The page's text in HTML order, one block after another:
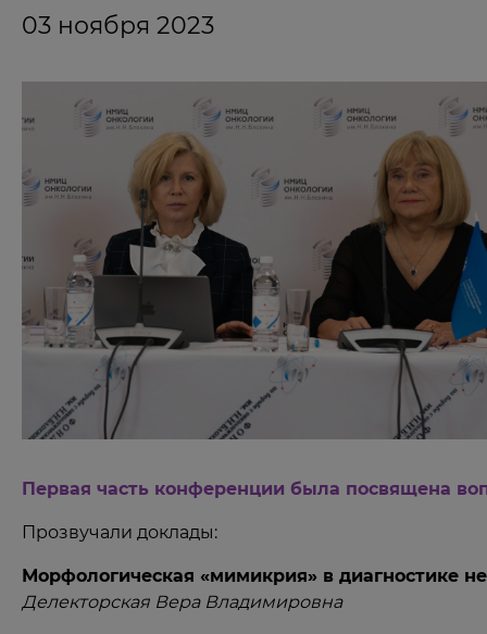
03 ноября 2023
Первая часть конференции была посвящена
Прозвучали доклады:
Морфологическая «мимикрия» в диагностике
Делекторская Вера Владимировна